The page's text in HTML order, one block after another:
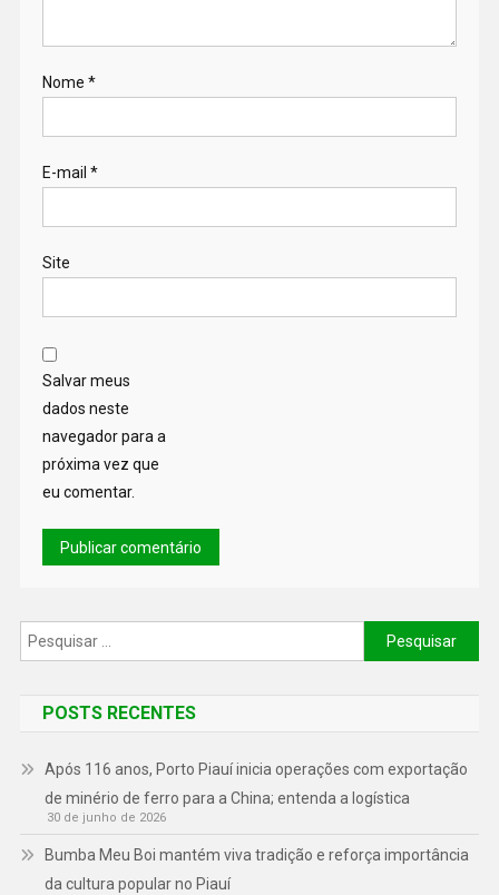
Nome *
E-mail *
Site
Salvar meus
dados neste
navegador para a
próxima vez que
eu comentar.
POSTS RECENTES
Após 116 anos, Porto Piauí inicia operações com exportação
de minério de ferro para a China; entenda a logística
30 de junho de 2026
Bumba Meu Boi mantém viva tradição e reforça importância
da cultura popular no Piauí